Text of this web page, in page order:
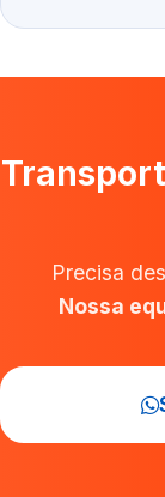
Precisa
Nossa